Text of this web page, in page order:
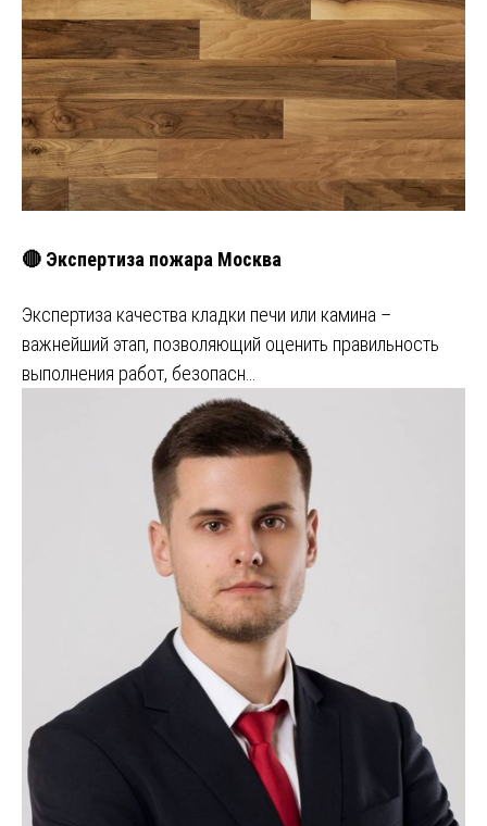
🔴 Экспертиза пожара Москва
Экспертиза качества кладки печи или камина –
важнейший этап, позволяющий оценить правильность
выполнения работ, безопасн…